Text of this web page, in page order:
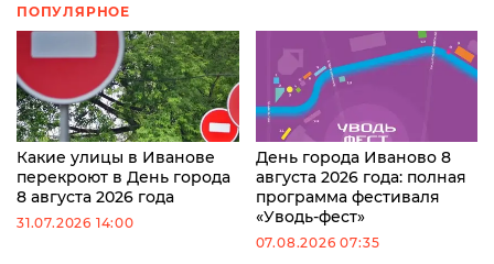
ПОПУЛЯРНОЕ
Какие улицы в Иванове
перекроют в День города
8 августа 2026 года
31.07.2026 14:00
День города Иваново 8
августа 2026 года: полная
программа фестиваля
«Уводь-фест»
07.08.2026 07:35